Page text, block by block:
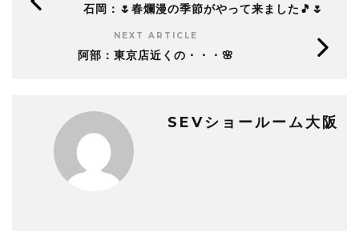
石岡：🌷春爛漫の季節がやって来ました🎵🌷
NEXT ARTICLE
阿部：東京店近くの・・・🌸
SEVショールーム大阪